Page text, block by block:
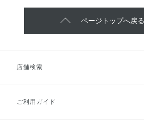
ページトップへ戻る
店舗検索
ご利用ガイド